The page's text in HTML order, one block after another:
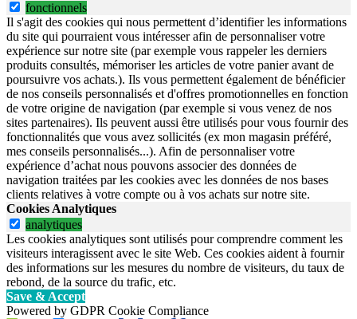
fonctionnels
Il s'agit des cookies qui nous permettent d’identifier les informations
du site qui pourraient vous intéresser afin de personnaliser votre
expérience sur notre site (par exemple vous rappeler les derniers
produits consultés, mémoriser les articles de votre panier avant de
poursuivre vos achats.). Ils vous permettent également de bénéficier
de nos conseils personnalisés et d'offres promotionnelles en fonction
de votre origine de navigation (par exemple si vous venez de nos
sites partenaires). Ils peuvent aussi être utilisés pour vous fournir des
fonctionnalités que vous avez sollicités (ex mon magasin préféré,
mes conseils personnalisés...). Afin de personnaliser votre
expérience d’achat nous pouvons associer des données de
navigation traitées par les cookies avec les données de nos bases
clients relatives à votre compte ou à vos achats sur notre site.
Cookies Analytiques
analytiques
Les cookies analytiques sont utilisés pour comprendre comment les
visiteurs interagissent avec le site Web. Ces cookies aident à fournir
des informations sur les mesures du nombre de visiteurs, du taux de
rebond, de la source du trafic, etc.
Save & Accept
Powered by GDPR Cookie Compliance